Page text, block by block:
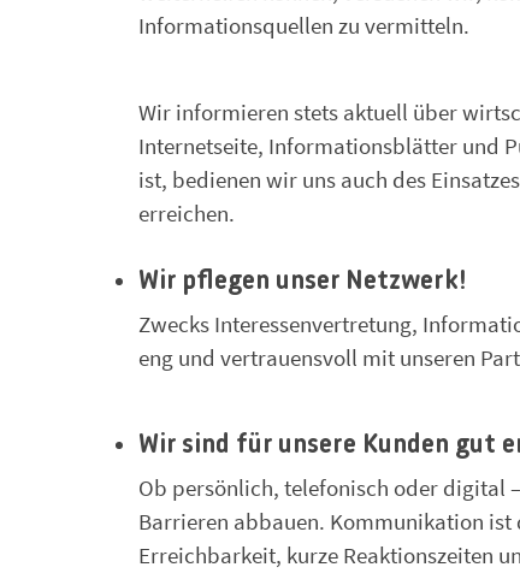
Informationsquellen zu vermitteln.
Wir informieren stets aktuell über
Internetseite, Informationsblätter und
ist, bedienen wir uns auch des
erreichen.
Wir pflegen unser Netzwerk!
Zwecks Interessenvertretung,
eng und vertrauensvoll mit unseren
Wir sind für unsere Kunden gut
Ob persönlich, telefonisch oder digital
Barrieren abbauen. Kommunikation ist
Erreichbarkeit, kurze Reaktionszeiten